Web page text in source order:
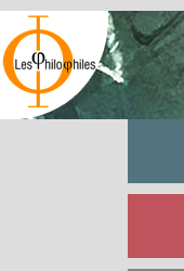
Passer
au
contenu